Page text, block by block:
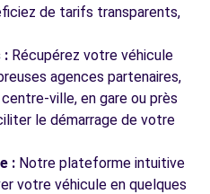
de tarifs transparents,
: Récupérez votre véhicule
agences partenaires,
ville, en gare ou près
le démarrage de votre
: Notre plateforme intuitive
votre véhicule en quelques